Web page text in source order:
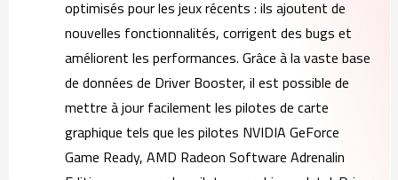
optimisés pour les jeux récents : ils ajoutent de
nouvelles fonctionnalités, corrigent des bugs et
améliorent les performances. Grâce à la vaste base
de données de Driver Booster, il est possible de
mettre à jour facilement les pilotes de carte
graphique tels que les pilotes NVIDIA GeForce
Game Ready, AMD Radeon Software Adrenalin